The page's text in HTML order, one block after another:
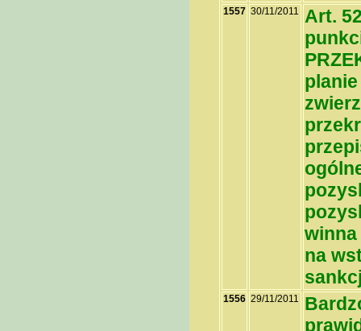
1557 30/11/2011
Art.
planie
winna
na
1556 29/11/2011